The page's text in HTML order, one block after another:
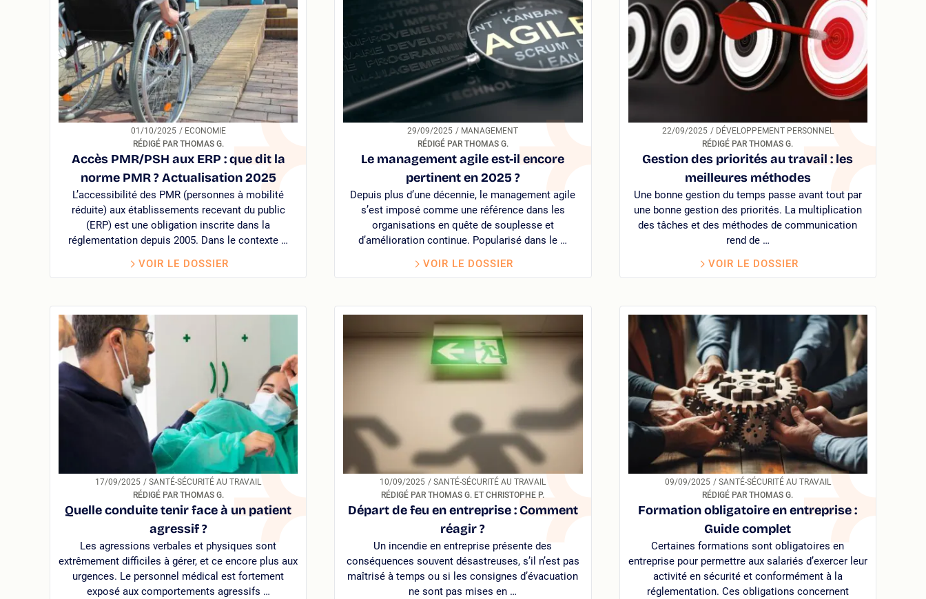
01/10/2025
/ ECONOMIE
RÉDIGÉ PAR THOMAS G.
Accès PMR/PSH aux ERP : que dit la
norme PMR ? Actualisation 2025
L’accessibilité des PMR (personnes à mobilité
réduite) aux établissements recevant du public
(ERP) est une obligation inscrite dans la
réglementation depuis 2005. Dans le contexte …
VOIR LE DOSSIER
29/09/2025
/ MANAGEMENT
RÉDIGÉ PAR THOMAS G.
Le management agile est-il encore
pertinent en 2025 ?
Depuis plus d’une décennie, le management agile
s’est imposé comme une référence dans les
organisations en quête de souplesse et
d’amélioration continue. Popularisé dans le …
VOIR LE DOSSIER
22/09/2025
/ DÉVELOPPEMENT PERSONNEL
RÉDIGÉ PAR THOMAS G.
Gestion des priorités au travail : les
meilleures méthodes
Une bonne gestion du temps passe avant tout par
une bonne gestion des priorités. La multiplication
des tâches et des méthodes de communication
rend de …
VOIR LE DOSSIER
17/09/2025
/ SANTÉ-SÉCURITÉ AU TRAVAIL
RÉDIGÉ PAR THOMAS G.
Quelle conduite tenir face à un patient
agressif ?
Les agressions verbales et physiques sont
extrêmement difficiles à gérer, et ce encore plus aux
urgences. Le personnel médical est fortement
exposé aux comportements agressifs …
10/09/2025
/ SANTÉ-SÉCURITÉ AU TRAVAIL
RÉDIGÉ PAR THOMAS G. ET CHRISTOPHE P.
Départ de feu en entreprise : Comment
réagir ?
Un incendie en entreprise présente des
conséquences souvent désastreuses, s’il n’est pas
maîtrisé à temps ou si les consignes d’évacuation
ne sont pas mises en …
09/09/2025
/ SANTÉ-SÉCURITÉ AU TRAVAIL
RÉDIGÉ PAR THOMAS G.
Formation obligatoire en entreprise :
Guide complet
Certaines formations sont obligatoires en
entreprise pour permettre aux salariés d’exercer leur
activité en sécurité et conformément à la
réglementation. Ces obligations concernent